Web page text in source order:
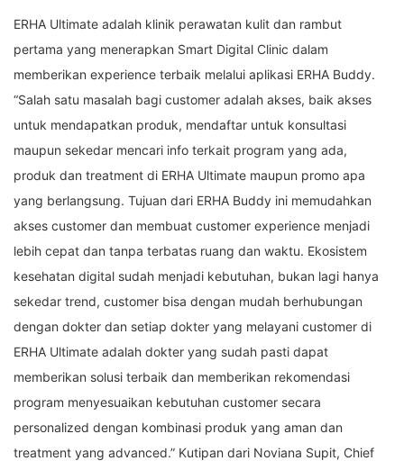
ERHA Ultimate adalah klinik perawatan kulit dan rambut
pertama yang menerapkan Smart Digital Clinic dalam
memberikan experience terbaik melalui aplikasi ERHA Buddy.
“Salah satu masalah bagi customer adalah akses, baik akses
untuk mendapatkan produk, mendaftar untuk konsultasi
maupun sekedar mencari info terkait program yang ada,
produk dan treatment di ERHA Ultimate maupun promo apa
yang berlangsung. Tujuan dari ERHA Buddy ini memudahkan
akses customer dan membuat customer experience menjadi
lebih cepat dan tanpa terbatas ruang dan waktu. Ekosistem
kesehatan digital sudah menjadi kebutuhan, bukan lagi hanya
sekedar trend, customer bisa dengan mudah berhubungan
dengan dokter dan setiap dokter yang melayani customer di
ERHA Ultimate adalah dokter yang sudah pasti dapat
memberikan solusi terbaik dan memberikan rekomendasi
program menyesuaikan kebutuhan customer secara
personalized dengan kombinasi produk yang aman dan
treatment yang advanced.” Kutipan dari Noviana Supit, Chief